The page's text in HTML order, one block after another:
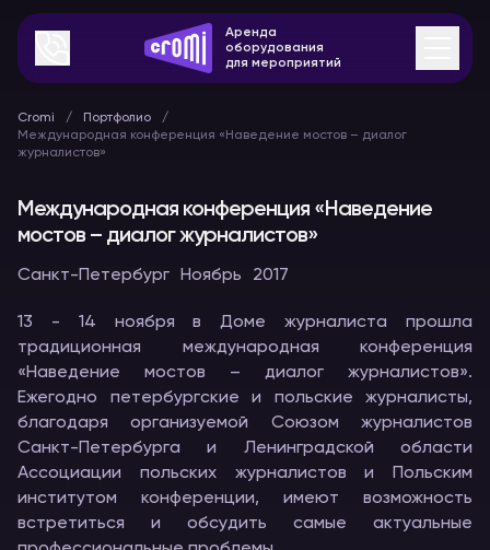
Аренда
оборудования
для мероприятий
Cromi
Портфолио
Международная конференция «Наведение мостов – диалог
журналистов»
Международная конференция «Наведение
мостов – диалог журналистов»
Санкт-Петербург Ноябрь 2017
13 - 14 ноября в Доме журналиста прошла
традиционная международная конференция
«Наведение мостов – диалог журналистов».
Ежегодно петербургские и польские журналисты,
благодаря организуемой Союзом журналистов
Санкт-Петербурга и Ленинградской области
Ассоциации польских журналистов и Польским
институтом конференции, имеют возможность
встретиться и обсудить самые актуальные